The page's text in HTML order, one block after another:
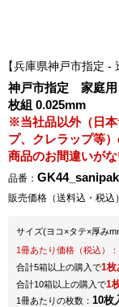
兵庫県神戸市指定 -
神戸市指定 家庭用
枚組 0.025mm
※当社品以外（日本
プ、クレラップ等
商品のお間違いが
品番： GK44_sanipak
販売価格（送料込・税込
サイズ(ヨコ×タテ×厚み
1冊あたり価格（税込）：
合計5箱以上の購入で1枚
合計10箱以上の購入で1
1冊あたりの枚数： 10枚